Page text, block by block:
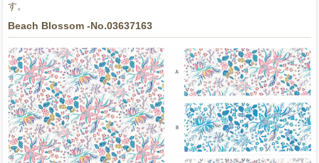
す。
Beach Blossom -No.03637163